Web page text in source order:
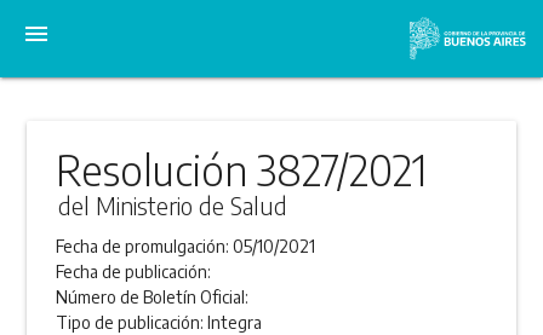
menu
Resolución 3827/2021
del Ministerio de Salud
Fecha de promulgación:05/10/2021
Fecha de publicación:
Número de Boletín Oficial:
Tipo de publicación:Integra